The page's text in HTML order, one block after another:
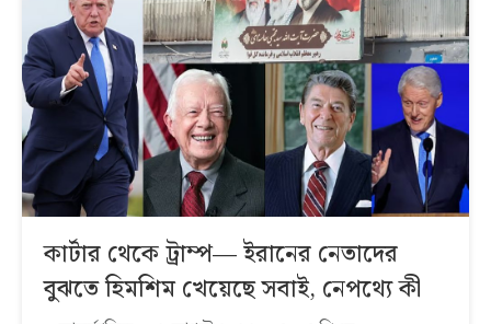
কার্টার থেকে ট্রাম্প— ইরানের নেতাদের
বুঝতে হিমশিম খেয়েছে সবাই, নেপথ্যে কী